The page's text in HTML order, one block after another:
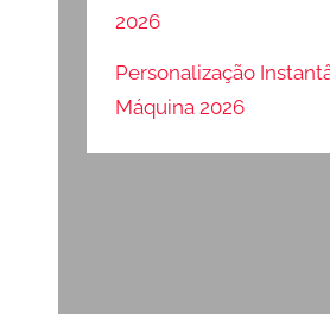
2026
Personalização
Máquina 2026